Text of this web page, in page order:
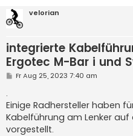
velorian
integrierte
Ergotec M-Bar i und
B
r
a
g
Fr Aug 25, 2023 7:40 am
.
Einige Radhersteller haben
Kabelführung am Lenker auf
vorgestellt.